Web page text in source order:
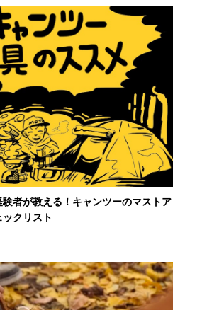
者が教える！キャンツーのマストア
クリスト